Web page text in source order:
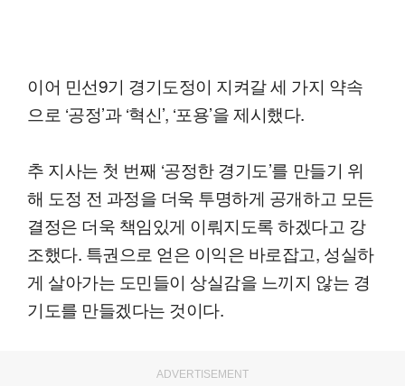
이어 민선9기 경기도정이 지켜갈 세 가지 약속
으로 ‘공정’과 ‘혁신’, ‘포용’을 제시했다.
추 지사는 첫 번째 ‘공정한 경기도’를 만들기 위
해 도정 전 과정을 더욱 투명하게 공개하고 모든
결정은 더욱 책임있게 이뤄지도록 하겠다고 강
조했다. 특권으로 얻은 이익은 바로잡고, 성실하
게 살아가는 도민들이 상실감을 느끼지 않는 경
기도를 만들겠다는 것이다.
ADVERTISEMENT